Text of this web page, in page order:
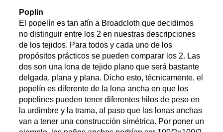
Poplin
El popelín es tan afín a Broadcloth que decidimos
no distinguir entre los 2 en nuestras descripciones
de los tejidos. Para todos y cada uno de los
propósitos prácticos se pueden comparar los 2. Las
dos son una lona de tejido plano que será bastante
delgada, plana y plana. Dicho esto, técnicamente, el
popelín es diferente de la lona ancha en que los
popelines pueden tener diferentes hilos de peso en
la urdimbre y la trama, al paso que las lonas anchas
van a tener una construcción simétrica. Por poner un